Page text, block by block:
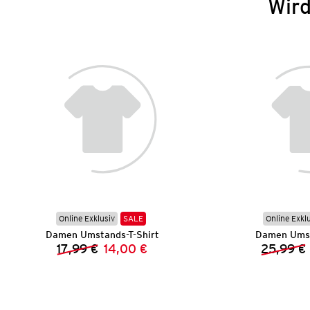
Online Exklusiv SALE
Damen Umstands-T-Shirt
Vorheriger Preis:
17,99 € Neuer Preis:
14,00 €
Online
Damen
25,99 €